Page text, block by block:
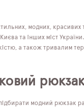
модних,
та інших міст
а також тривалим
рюкзак
модний рюкзак